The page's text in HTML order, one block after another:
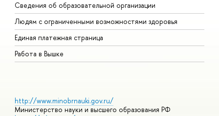
Сведения об образовательной организации
Людям с ограниченными возможностями здоровья
Единая платежная страница
Работа в Вышке
http://www.minobrnauki.gov.ru/
Министерство науки и высшего образования РФ